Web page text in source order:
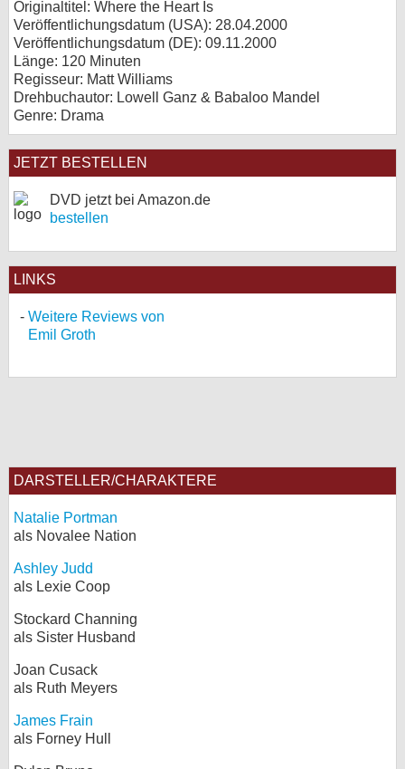
Originaltitel: Where the Heart Is
Veröffentlichungsdatum (USA): 28.04.2000
Veröffentlichungsdatum (DE): 09.11.2000
Länge: 120 Minuten
Regisseur: Matt Williams
Drehbuchautor: Lowell Ganz & Babaloo Mandel
Genre: Drama
JETZT BESTELLEN
DVD jetzt bei Amazon.de
bestellen
LINKS
Weitere Reviews von
Emil Groth
DARSTELLER/CHARAKTERE
Natalie Portman
als Novalee Nation
Ashley Judd
als Lexie Coop
Stockard Channing
als Sister Husband
Joan Cusack
als Ruth Meyers
James Frain
als Forney Hull